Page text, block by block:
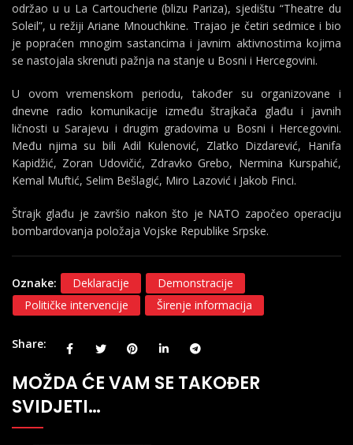
održao u u La Cartoucherie (blizu Pariza), sjedištu “Theatre du
Soleil”, u režiji Ariane Mnouchkine. Trajao je četiri sedmice i bio
je popraćen mnogim sastancima i javnim aktivnostima kojima
se nastojala skrenuti pažnja na stanje u Bosni i Hercegovini.
U ovom vremenskom periodu, također su organizovane i
dnevne radio komunikacije između štrajkača glađu i javnih
ličnosti u Sarajevu i drugim gradovima u Bosni i Hercegovini.
Među njima su bili Adil Kulenović, Zlatko Dizdarević, Hanifa
Kapidžić, Zoran Udovičić, Zdravko Grebo, Nermina Kurspahić,
Kemal Muftić, Selim Bešlagić, Miro Lazović i Jakob Finci.
Štrajk glađu je završio nakon što je NATO započeo operaciju
bombardovanja položaja Vojske Republike Srpske.
Oznake: Deklaracije
Demonstracije
Političke intervencije
Širenje informacija
Share
MOŽDA ĆE VAM SE TAKOĐER
SVIDJETI…